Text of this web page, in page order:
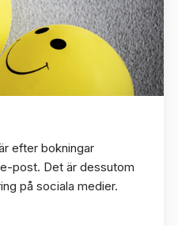
efter bokningar
post. Det är dessutom
på sociala medier.